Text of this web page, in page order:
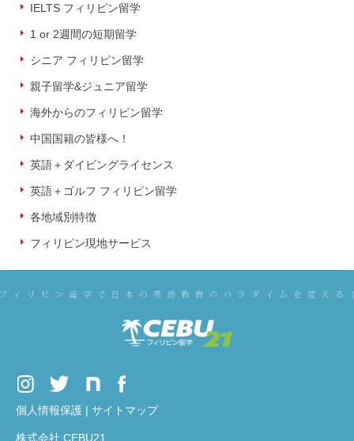
IELTS フィリピン留学
1 or 2週間の短期留学
シニア フィリピン留学
親子留学&ジュニア留学
海外からのフィリピン留学
中国国籍の皆様へ！
英語＋ダイビングライセンス
英語＋ゴルフ フィリピン留学
各地域別特徴
フィリピン現地サービス
個人情報保護 | サイトマップ
株式会社 CEBU21